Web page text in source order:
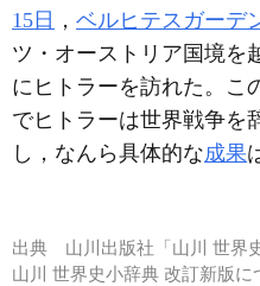
15日 ， ベルヒテスガーデ
ツ・オーストリア国境を
にヒトラーを訪れた。こ
でヒトラーは世界戦争を
し，なんら具体的な成果
出典 山川出版社「山川 世界
山川 世界史小辞典 改訂新版